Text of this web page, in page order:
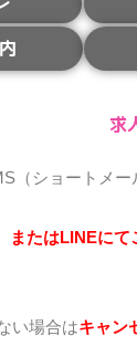
求
（ショートメ
またはLINEに
い場合はキャン